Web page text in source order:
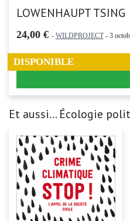
LOWENHAUPT TSING
24,00 € - WILDPROJECT- 3
DISPONIBLE
Et aussi... Écologie